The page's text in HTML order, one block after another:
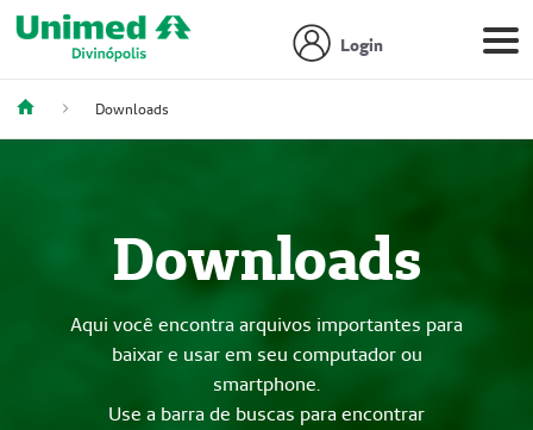
Login
Downloads
Downloads
Aqui você encontra arquivos importantes para
baixar e usar em seu computador ou
smartphone.
Use a barra de buscas para encontrar